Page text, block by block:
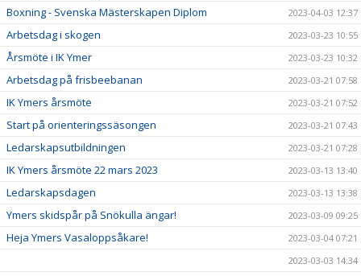
Boxning - Svenska Mästerskapen Diplom 2023-04-03 12:37
Arbetsdag i skogen 2023-03-23 10:55
Årsmöte i IK Ymer 2023-03-23 10:32
Arbetsdag på frisbeebanan 2023-03-21 07:58
IK Ymers årsmöte 2023-03-21 07:52
Start på orienteringssäsongen 2023-03-21 07:43
Ledarskapsutbildningen 2023-03-21 07:28
IK Ymers årsmöte 22 mars 2023 2023-03-13 13:40
Ledarskapsdagen 2023-03-13 13:38
Ymers skidspår på Snökulla ängar! 2023-03-09 09:25
Heja Ymers Vasaloppsåkare!
2023-03-04 07:21
2023-03-03 14:34